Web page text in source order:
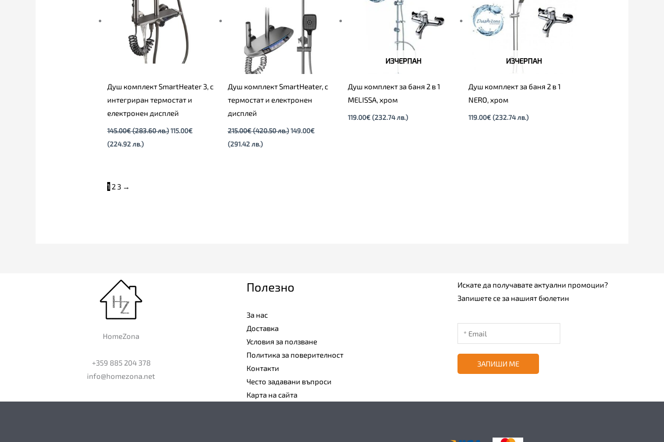
Душ комплект SmartHeater 3, с
интегриран термостат и
електронен дисплей
145.00€(283.60 лв.)
лв.).
115.00€
(224.92 лв.)
Душ комплект SmartHeater, с
термостат и електронен
дисплей
215.00€(420.50 лв.) 149.00€
(291.42 лв.)
лв.).
ИЗЧЕРПАН
Душ комплект за баня 2 в 1
MELISSA, хром
119.00€ (232.74 лв.)
ИЗЧЕРПАН
Душ комплект за баня 2 в 1
NERO, хром
119.00€ (232.74 лв.)
1 2 3 →
HomeZona
+359 885 204 378
info@homezona.net
Полезно
За нас
Доставка
Условия за ползване
Политика за поверителност
Контакти
Често задавани въпроси
Карта на сайта
Искате да получавате актуални промоции?
Запишете се за нашият бюлетин
ЗАПИШИ МЕ